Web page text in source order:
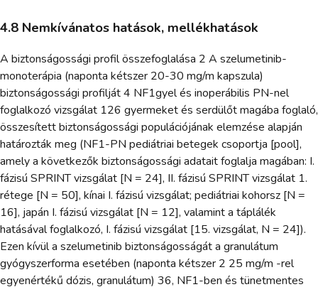
4.8 Nemkívánatos hatások, mellékhatások
A biztonságossági profil összefoglalása 2 A szelumetinib-
monoterápia (naponta kétszer 20-30 mg/m kapszula)
biztonságossági profilját 4 NF1gyel és inoperábilis PN-nel
foglalkozó vizsgálat 126 gyermeket és serdülőt magába foglaló,
összesített biztonságossági populációjának elemzése alapján
határozták meg (NF1-PN pediátriai betegek csoportja [pool],
amely a következők biztonságossági adatait foglalja magában: I.
fázisú SPRINT vizsgálat [N = 24], II. fázisú SPRINT vizsgálat 1.
rétege [N = 50], kínai I. fázisú vizsgálat; pediátriai kohorsz [N =
16], japán I. fázisú vizsgálat [N = 12], valamint a táplálék
hatásával foglalkozó, I. fázisú vizsgálat [15. vizsgálat, N = 24]).
Ezen kívül a szelumetinib biztonságosságát a granulátum
gyógyszerforma esetében (naponta kétszer 2 25 mg/m -rel
egyenértékű dózis, granulátum) 36, NF1-ben és tünetmentes